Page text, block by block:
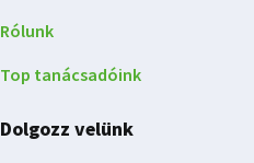
Rólunk
Top tanácsadóink
Dolgozz velünk